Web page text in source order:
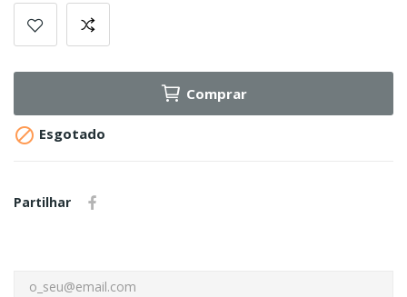
Comprar
 Esgotado
Partilhar